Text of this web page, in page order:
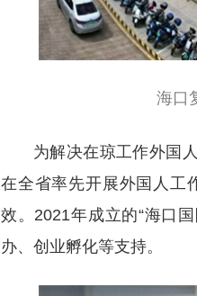
海口
为解决在琼工作外国
在全省率先开展外国人工
效。2021年成立的“海口
办、创业孵化等支持。